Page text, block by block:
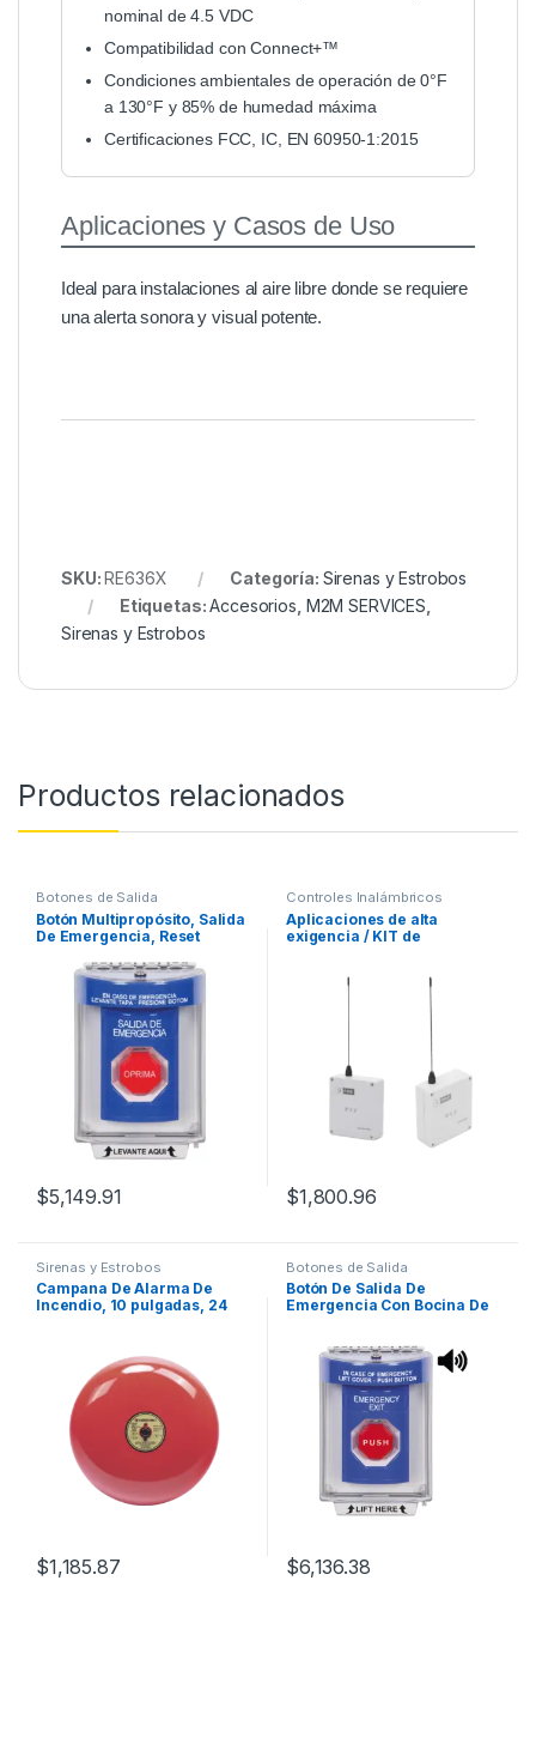
nominal de 4.5 VDC
Compatibilidad con Connect+™
Condiciones ambientales de operación de 0°F
a 130°F y 85% de humedad máxima
Certificaciones FCC, IC, EN 60950-1:2015
Aplicaciones y Casos de Uso
Ideal para instalaciones al aire libre donde se requiere
una alerta sonora y visual potente.
SKU:RE636X Categoría: Sirenas y Estrobos
Etiquetas:Accesorios M2M SERVICES
Sirenas y Estrobos
Productos relacionados
Botones de Salida
Botón Multipropósito, Salida
De Emergencia, Reset
Texto En Español, Tapa De
Policarbonato, 2
Relevadores forma C,
Interior y Exterior
$5,149.91
Controles Inalámbricos
Aplicaciones de alta
exigencia / KIT de
inalámbrico / Distancia
$1,800.96
Sirenas y Estrobos
Campana De Alarma De
Incendio, 10 pulgadas, 24
$1,185.87
Botones de Salida
Botón De Salida De
Emergencia Con Bocina De
Ingles, Tapa Protectora De
Policarbonato Súper
Resistente, Neumático
$6,136.38